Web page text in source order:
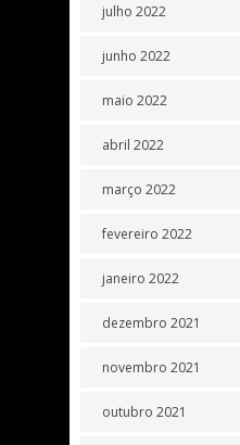
julho 2022
junho 2022
maio 2022
abril 2022
março 2022
fevereiro 2022
janeiro 2022
dezembro 2021
novembro 2021
outubro 2021